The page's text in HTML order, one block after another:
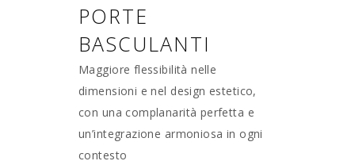
PORTE
BASCULANTI
Maggiore flessibilità nelle
dimensioni e nel design estetico,
con una complanarità perfetta e
un’integrazione armoniosa in ogni
contesto